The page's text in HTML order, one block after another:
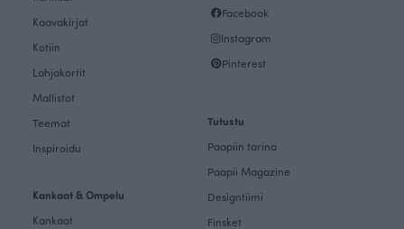
Kaavakirjat
Kotiin
Lahjakortit
Mallistot
Teemat
Inspiroidu
Kankaat & Ompelu
Kankaat
Facebook
Instagram
Pinterest
Tutustu
Paapiin tarina
Paapii Magazine
Designtiimi
Finsket